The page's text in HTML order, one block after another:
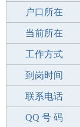
毕业学校
户口所在
所学专业
当前所在
工作经验
工作方式
驾 照
到岗时间
期望月薪
联系电话
手机号码
QQ 号 码